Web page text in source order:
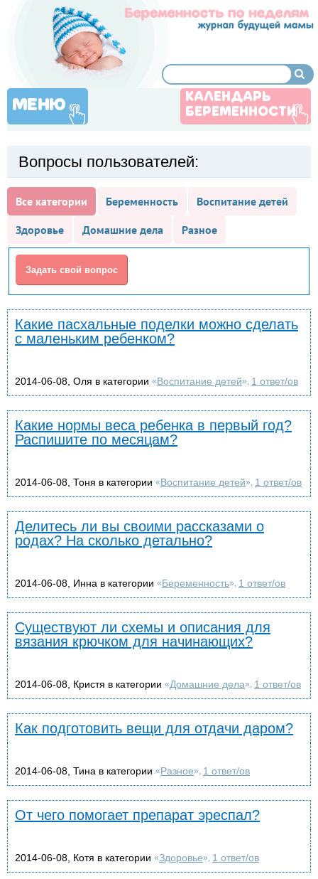
МЕНЮ
КАЛЕНДАРЬ
БЕРЕМЕННОСТИ
Вопросы пользователей:
Все категории Беременность
Воспитание детей
Здоровье
Домашние дела Разное
Задать свой вопрос
Какие пасхальные поделки можно сделать
с маленьким ребенком?
2014-06-08, Оля в категории «Воспитание детей», 1 ответ/ов
Какие нормы веса ребенка в первый год?
Распишите по месяцам?
2014-06-08, Тоня в категории «Воспитание детей», 1 ответ/ов
Делитесь ли вы своими рассказами о
родах? На сколько детально?
2014-06-08, Инна в категории «Беременность», 1 ответ/ов
Существуют ли схемы и описания для
вязания крючком для начинающих?
2014-06-08, Кристя в категории «Домашние дела», 1 ответ/ов
Как подготовить вещи для отдачи даром?
2014-06-08, Тина в категории «Разное», 1 ответ/ов
От чего помогает препарат эреспал?
2014-06-08, Котя в категории «Здоровье», 1 ответ/ов